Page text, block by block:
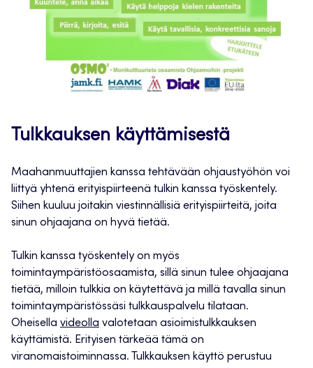
Tulkkauksen käyttämisestä
Maahanmuuttajien kanssa tehtävään ohjaustyöhön voi
liittyä yhtenä erityispiirteenä tulkin kanssa työskentely.
Siihen kuuluu joitakin viestinnällisiä erityispiirteitä, joita
sinun ohjaajana on hyvä tietää.
Tulkin kanssa työskentely on myös
toimintaympäristöosaamista, sillä sinun tulee ohjaajana
tietää, milloin tulkkia on käytettävä ja millä tavalla sinun
toimintaympäristössäsi tulkkauspalvelu tilataan.
Oheisella videolla valotetaan asioimistulkkauksen
käyttämistä. Erityisen tärkeää tämä on
viranomaistoiminnassa. Tulkkauksen käyttö perustuu